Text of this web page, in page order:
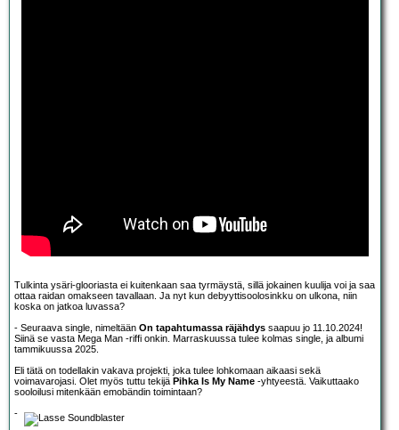
Tulkinta ysäri-glooriasta ei kuitenkaan saa tyrmäystä, sillä jokainen kuulija voi ja saa
ottaa raidan omakseen tavallaan. Ja nyt kun debyyttisoolosinkku on ulkona, niin
koska on jatkoa luvassa?
- Seuraava single, nimeltään On tapahtumassa räjähdys saapuu jo 11.10.2024!
Siinä se vasta Mega Man -riffi onkin. Marraskuussa tulee kolmas single, ja albumi
tammikuussa 2025.
Eli tätä on todellakin vakava projekti, joka tulee lohkomaan aikaasi sekä
voimavarojasi. Olet myös tuttu tekijä Pihka Is My Name -yhtyeestä. Vaikuttaako
sooloilusi mitenkään emobändin toimintaan?
-